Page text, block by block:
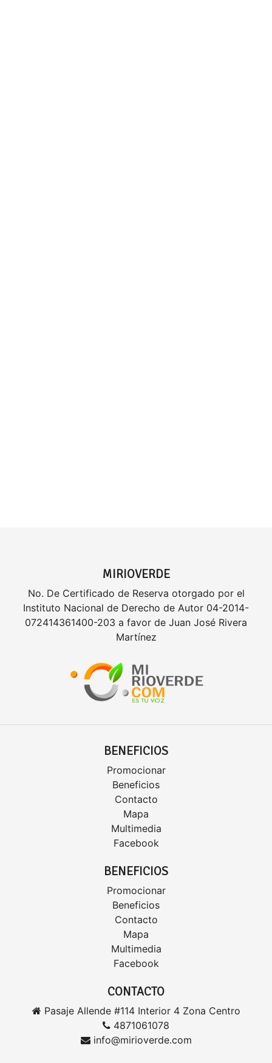
MIRIOVERDE
No. De Certificado de Reserva otorgado por el
Instituto Nacional de Derecho de Autor 04-2014-
072414361400-203 a favor de Juan José Rivera
Martínez
BENEFICIOS
Promocionar
Beneficios
Contacto
Mapa
Multimedia
Facebook
BENEFICIOS
Promocionar
Beneficios
Contacto
Mapa
Multimedia
Facebook
CONTACTO
Pasaje Allende #114 Interior 4 Zona Centro
4871061078
info@mirioverde.com